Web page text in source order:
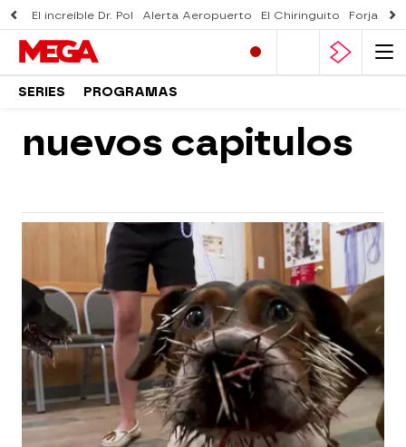
El increíble Dr. Pol Alerta Aeropuerto El Chiringuito Forjado
SERIES PROGRAMAS
nuevos capitulos